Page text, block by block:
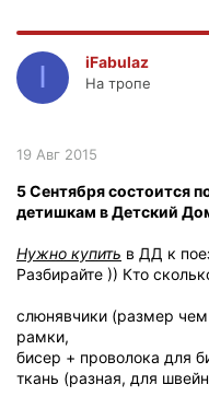
I iFabulaz
На тропе
19 Авг 2015
5 Сентября состоится
детишкам в Детский
Нужно купить в ДД к
Разбирайте )) Кто
слюнявчики (размер
рамки,
бисер + проволока для
ткань (разная, для